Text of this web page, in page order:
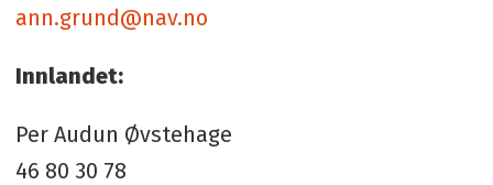
ann.grund@nav.no
Innlandet:
Per Audun Øvstehage
46 80 30 78